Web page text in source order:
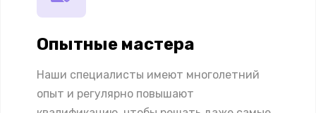
Опытные мастера
Наши специалисты имеют многолетний
опыт и регулярно повышают